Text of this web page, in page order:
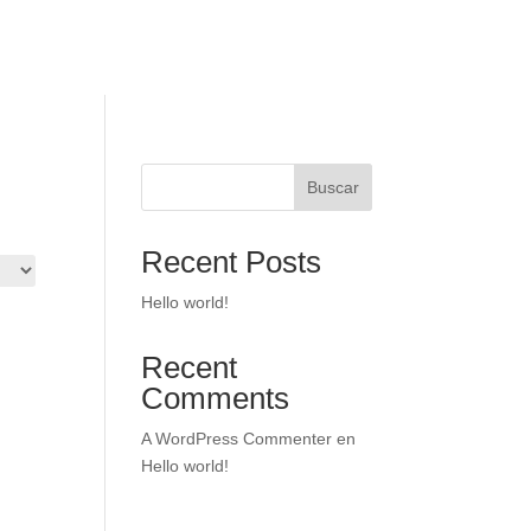
Buscar
Recent Posts
Hello world!
Recent
Comments
A WordPress Commenter en
Hello world!